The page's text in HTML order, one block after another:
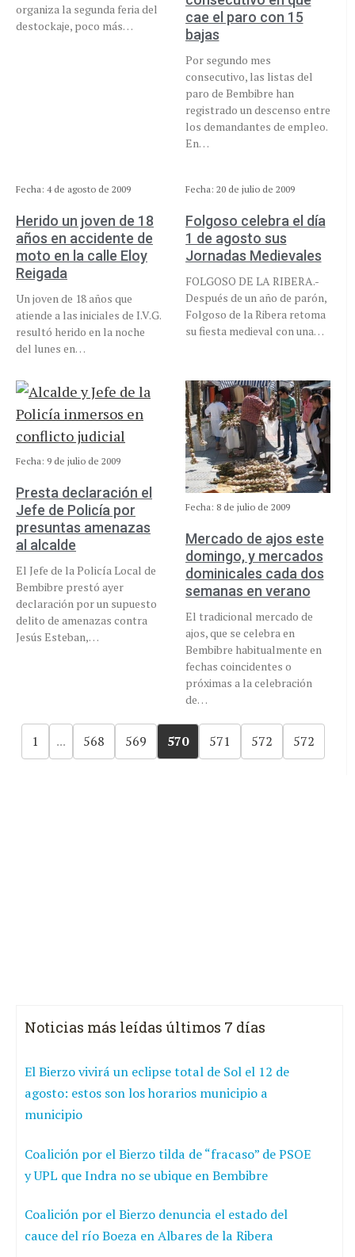
organiza la segunda feria del
destockaje, poco más…
cae el paro con 15
bajas
Por segundo mes
consecutivo, las listas del
paro de Bembibre han
registrado un descenso entre
los demandantes de empleo.
En…
Fecha: 4 de agosto de 2009
Herido un joven de 18
años en accidente de
moto en la calle Eloy
Reigada
Un joven de 18 años que
atiende a las iniciales de I.V.G.
resultó herido en la noche
del lunes en…
Fecha: 20 de julio de 2009
Folgoso celebra el día
1 de agosto sus
Jornadas Medievales
FOLGOSO DE LA RIBERA.-
Después de un año de parón,
Folgoso de la Ribera retoma
su fiesta medieval con una…
Fecha: 9 de julio de 2009
Presta declaración el
Jefe de Policía por
presuntas amenazas
al alcalde
El Jefe de la Policía Local de
Bembibre prestó ayer
declaración por un supuesto
delito de amenazas contra
Jesús Esteban,…
Fecha: 8 de julio de 2009
Mercado de ajos este
domingo, y mercados
dominicales cada dos
semanas en verano
El tradicional mercado de
ajos, que se celebra en
Bembibre habitualmente en
fechas coincidentes o
próximas a la celebración
de…
1 ... 568 569 570 571 572 572
Noticias más leídas últimos 7 días
El Bierzo vivirá un eclipse total de Sol el 12 de
agosto: estos son los horarios municipio a
municipio
Coalición por el Bierzo tilda de “fracaso” de PSOE
y UPL que Indra no se ubique en Bembibre
Coalición por el Bierzo denuncia el estado del
cauce del río Boeza en Albares de la Ribera